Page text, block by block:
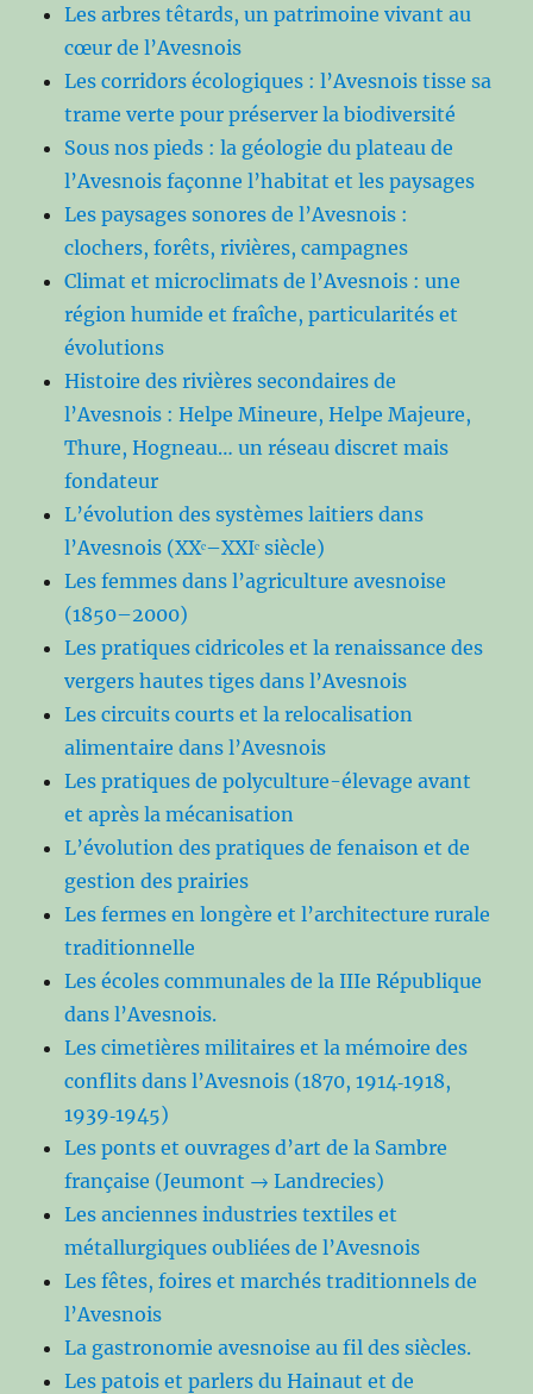
Les arbres têtards, un patrimoine vivant au
cœur de l’Avesnois
Les corridors écologiques : l’Avesnois tisse sa
trame verte pour préserver la biodiversité
Sous nos pieds : la géologie du plateau de
l’Avesnois façonne l’habitat et les paysages
Les paysages sonores de l’Avesnois :
clochers, forêts, rivières, campagnes
Climat et microclimats de l’Avesnois : une
région humide et fraîche, particularités et
évolutions
Histoire des rivières secondaires de
l’Avesnois : Helpe Mineure, Helpe Majeure,
Thure, Hogneau… un réseau discret mais
fondateur
L’évolution des systèmes laitiers dans
l’Avesnois (XXᵉ–XXIᵉ siècle)
Les femmes dans l’agriculture avesnoise
(1850–2000)
Les pratiques cidricoles et la renaissance des
vergers hautes tiges dans l’Avesnois
Les circuits courts et la relocalisation
alimentaire dans l’Avesnois
Les pratiques de polyculture-élevage avant
et après la mécanisation
L’évolution des pratiques de fenaison et de
gestion des prairies
Les fermes en longère et l’architecture rurale
traditionnelle
Les écoles communales de la IIIe République
dans l’Avesnois.
Les cimetières militaires et la mémoire des
conflits dans l’Avesnois (1870, 1914‑1918,
1939‑1945)
Les ponts et ouvrages d’art de la Sambre
française (Jeumont → Landrecies)
Les anciennes industries textiles et
métallurgiques oubliées de l’Avesnois
Les fêtes, foires et marchés traditionnels de
l’Avesnois
La gastronomie avesnoise au fil des siècles.
Les patois et parlers du Hainaut et de